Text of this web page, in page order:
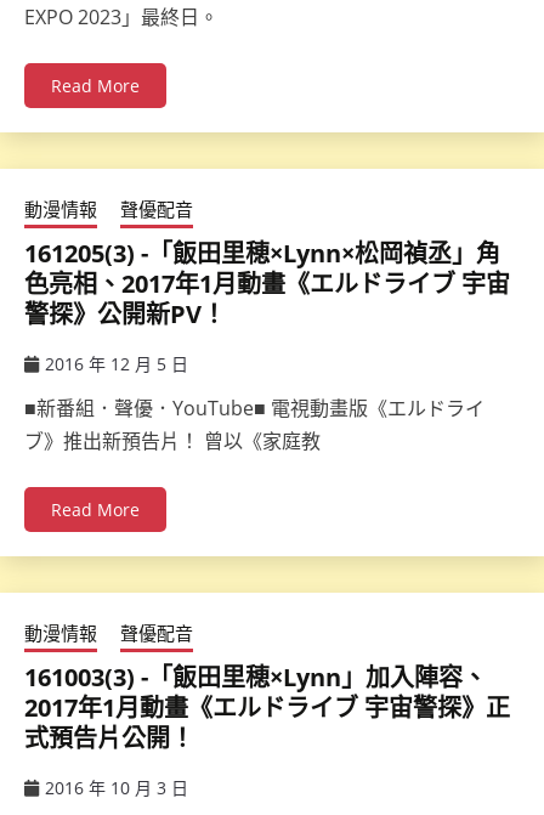
EXPO 2023」最終日。
Read More
動漫情報 聲優配音
161205(3) -「飯田里穂×Lynn×松岡禎丞」角
色亮相、2017年1月動畫《エルドライブ 宇宙
警探》公開新PV！
2016 年 12 月 5 日
■新番組．聲優．YouTube■ 電視動畫版《エルドライ
ブ》推出新預告片！ 曾以《家庭教
Read More
動漫情報 聲優配音
161003(3) -「飯田里穂×Lynn」加入陣容、
2017年1月動畫《エルドライブ 宇宙警探》正
式預告片公開！
2016 年 10 月 3 日